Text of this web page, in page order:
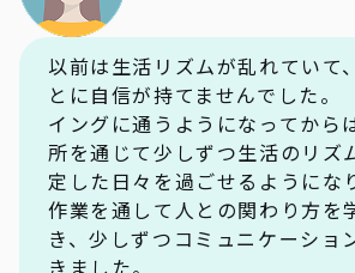
以前は生活リズムが乱れていて
とに自信が持てませんでした。
イングに通うようになってから
所を通じて少しずつ生活のリズ
定した日々を過ごせるようにな
作業を通して人との関わり方を
き、少しずつコミュニケーショ